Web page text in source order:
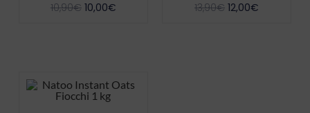
10,90€ 10,00€ 13,90€ 12,00€